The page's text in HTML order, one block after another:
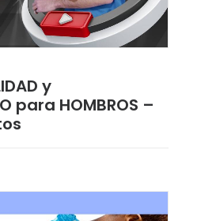
y
para HOMBROS –